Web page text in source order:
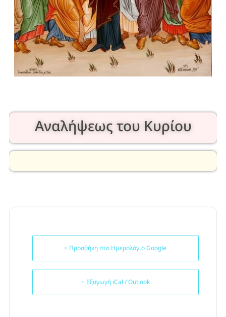
Αναλήψεως του Κυρίου
+ Προσθήκη στο Ημερολόγιο Google
+ Εξαγωγή iCal / Outlook